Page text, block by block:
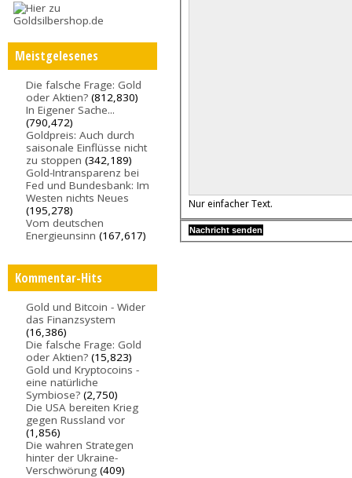
Meistgelesenes
Die falsche Frage: Gold
oder Aktien? (812,830)
In Eigener Sache...
(790,472)
Goldpreis: Auch durch
saisonale Einflüsse nicht
zu stoppen (342,189)
Gold-Intransparenz bei
Fed und Bundesbank: Im
Westen nichts Neues
(195,278)
Vom deutschen
Energieunsinn (167,617)
Kommentar-Hits
Gold und Bitcoin - Wider
das Finanzsystem
(16,386)
Die falsche Frage: Gold
oder Aktien? (15,823)
Gold und Kryptocoins -
eine natürliche
Symbiose? (2,750)
Die USA bereiten Krieg
gegen Russland vor
(1,856)
Die wahren Strategen
hinter der Ukraine-
Verschwörung (409)
Nur einfacher Text.